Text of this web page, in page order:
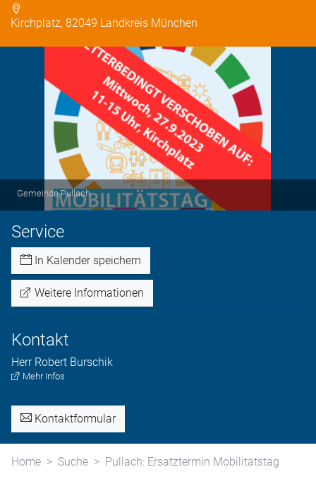
Kirchplatz, 82049 Landkreis München
Gemeinde Pullach
Service
In Kalender speichern
Weitere Informationen
Kontakt
Herr Robert Burschik
Mehr Infos
Kontaktformular
Home Suche
Pullach: Ersatztermin Mobilitätstag